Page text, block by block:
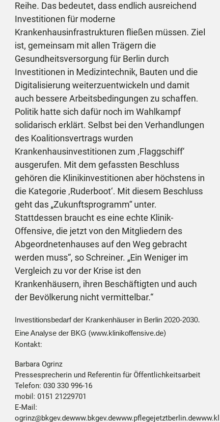
Reihe. Das bedeutet, dass endlich ausreichend
Investitionen für moderne
Krankenhausinfrastrukturen fließen müssen. Ziel
ist, gemeinsam mit allen Trägern die
Gesundheitsversorgung für Berlin durch
Investitionen in Medizintechnik, Bauten und die
Digitalisierung weiterzuentwickeln und damit
auch bessere Arbeitsbedingungen zu schaffen.
Politik hatte sich dafür noch im Wahlkampf
solidarisch erklärt. Selbst bei den Verhandlungen
des Koalitionsvertrags wurden
Krankenhausinvestitionen zum ‚Flaggschiff‘
ausgerufen. Mit dem gefassten Beschluss
gehören die Klinikinvestitionen aber höchstens in
die Kategorie ‚Ruderboot‘. Mit diesem Beschluss
geht das „Zukunftsprogramm“ unter.
Stattdessen braucht es eine echte Klinik-
Offensive, die jetzt von den Mitgliedern des
Abgeordnetenhauses auf den Weg gebracht
werden muss“, so Schreiner. „Ein Weniger im
Vergleich zu vor der Krise ist den
Krankenhäusern, ihren Beschäftigten und auch
der Bevölkerung nicht vermittelbar.“
Investitionsbedarf der Krankenhäuser in Berlin 2020-2030.
Eine Analyse der BKG (www.klinikoffensive.de)
Kontakt:
Barbara Ogrinz
Pressesprecherin und Referentin für Öffentlichkeitsarbeit
Telefon: 030 330 996-16
mobil: 0151 21229701
E-Mail:
ogrinz@bkgev.dewww.bkgev.dewww.pflegejetztberlin.de